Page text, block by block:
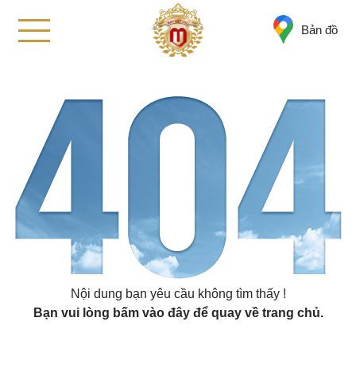
Bản đồ
Nội dung bạn yêu cầu không tìm thấy !
Bạn vui lòng bấm vào đâyđể quay về trang chủ.